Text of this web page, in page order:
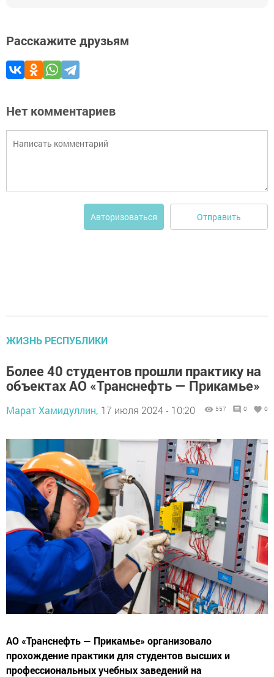
Расскажите друзьям
Нет комментариев
Авторизоваться Отправить
ЖИЗНЬ РЕСПУБЛИКИ
Более 40 студентов прошли практику на
объектах АО «Транснефть — Прикамье»
Марат Хамидуллин, 17 июля 2024 - 10:20 557 0 0
АО «Транснефть — Прикамье» организовало
прохождение практики для студентов высших и
профессиональных учебных заведений на